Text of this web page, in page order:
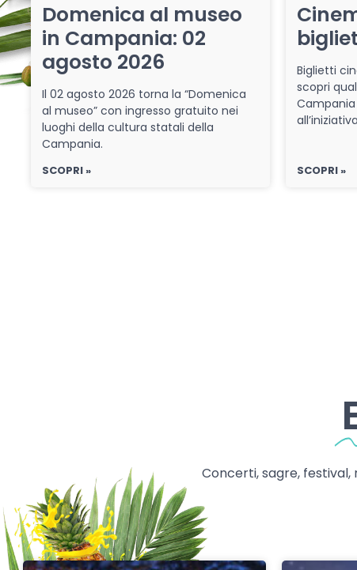
Domenica al museo
in Campania: 02
agosto 2026
Il 02 agosto 2026 torna la “Domenica
al museo” con ingresso gratuito nei
luoghi della cultura statali della
Campania.
SCOPRI »
Biglietti
scopri
SCOPRI »
Concerti, sagre,